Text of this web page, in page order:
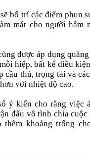
bố trí các điểm phun
mát cho người hâm
được áp dụng
hiệp, bất kể điều
cầu thủ, trọng tài và
với nhiệt độ cao.
ý kiến cho rằng việc
đấu vô tình chia
thêm khoảng trống